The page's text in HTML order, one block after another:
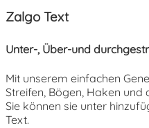
Zalgo Text
Unter-, Über-und
Mit unserem einfachen
Streifen, Bögen, Haken
Sie können sie unter
Text.